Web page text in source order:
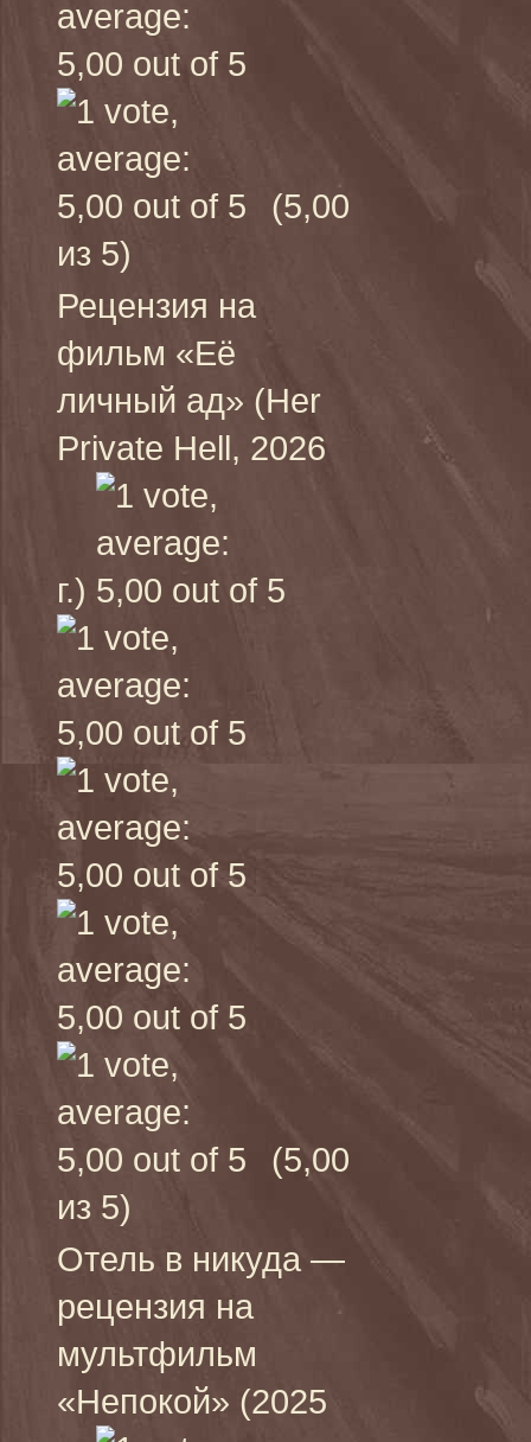
(5,00
из 5)
Рецензия на
фильм «Её
личный ад» (Her
Private Hell, 2026
г.)
(5,00
из 5)
Отель в никуда —
рецензия на
мультфильм
«Непокой» (2025